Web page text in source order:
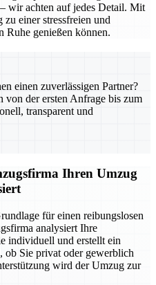
wir achten auf jedes Detail. Mit
einer stressfreien und
Ruhe genießen können.
einen zuverlässigen Partner?
von der ersten Anfrage bis zum
transparent und
Ihren Umzug
für einen reibungslosen
analysiert Ihre
individuell und erstellt ein
ob Sie privat oder gewerblich
wird der Umzug zur